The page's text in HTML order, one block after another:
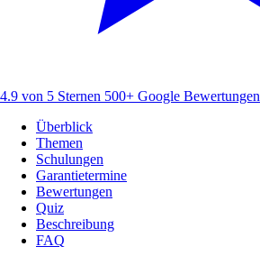
4.9 von 5 Sternen 500+ Google Bewertungen
Überblick
Themen
Schulungen
Garantietermine
Bewertungen
Quiz
Beschreibung
FAQ